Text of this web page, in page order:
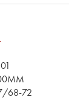
68-72